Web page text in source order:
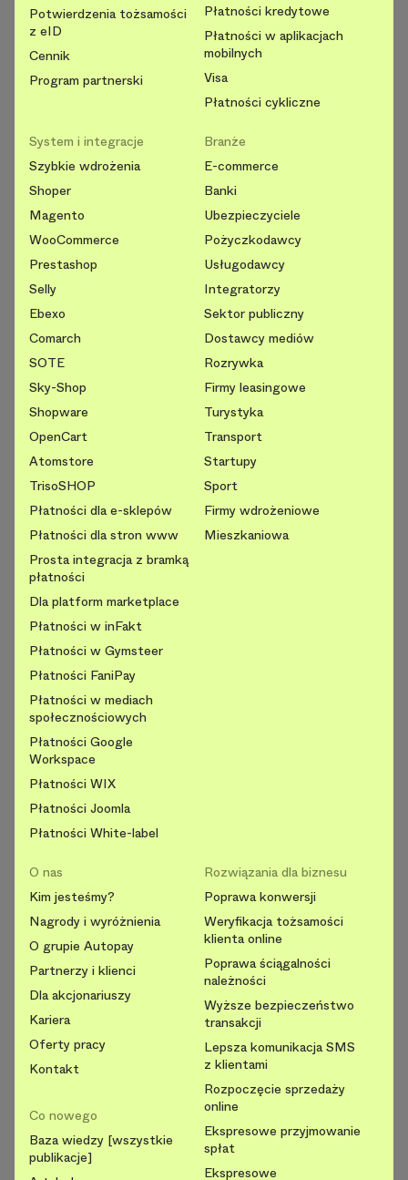
Potwierdzenia tożsamości
z eID
Cennik
Program partnerski
Płatności kredytowe
Płatności w aplikacjach
mobilnych
Visa
Płatności cykliczne
System i integracje
Szybkie wdrożenia
Shoper
Magento
WooCommerce
Prestashop
Selly
Ebexo
Comarch
SOTE
Sky-Shop
Shopware
OpenCart
Atomstore
TrisoSHOP
Płatności dla e-sklepów
Płatności dla stron www
Prosta integracja z bramką
płatności
Dla platform marketplace
Płatności w inFakt
Płatności w Gymsteer
Płatności FaniPay
Płatności w mediach
społecznościowych
Płatności Google
Workspace
Płatności WIX
Płatności Joomla
Płatności White-label
Branże
E-commerce
Banki
Ubezpieczyciele
Pożyczkodawcy
Usługodawcy
Integratorzy
Sektor publiczny
Dostawcy mediów
Rozrywka
Firmy leasingowe
Turystyka
Transport
Startupy
Sport
Firmy wdrożeniowe
Mieszkaniowa
O nas
Kim jesteśmy?
Nagrody i wyróżnienia
O grupie Autopay
Partnerzy i klienci
Dla akcjonariuszy
Kariera
Oferty pracy
Kontakt
Co nowego
Baza wiedzy [wszystkie
publikacje]
Rozwiązania dla biznesu
Poprawa konwersji
Weryfikacja tożsamości
klienta online
Poprawa ściągalności
należności
Wyższe bezpieczeństwo
transakcji
Lepsza komunikacja SMS
z klientami
Rozpoczęcie sprzedaży
online
Ekspresowe przyjmowanie
spłat
Ekspresowe